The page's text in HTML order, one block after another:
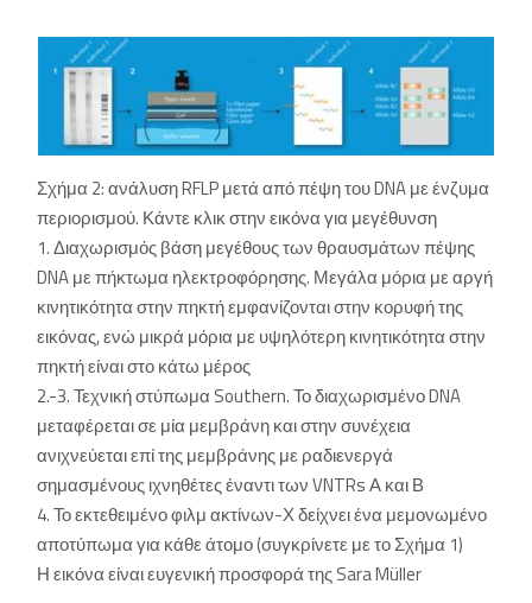
Σχήμα 2: ανάλυση RFLP μετά από πέψη του DNA με ένζυμα
περιορισμού. Κάντε κλικ στην εικόνα για μεγέθυνση
1. Διαχωρισμός βάση μεγέθους των θραυσμάτων πέψης
DNA με πήκτωμα ηλεκτροφόρησης. Μεγάλα μόρια με αργή
κινητικότητα στην πηκτή εμφανίζονται στην κορυφή της
εικόνας, ενώ μικρά μόρια με υψηλότερη κινητικότητα στην
πηκτή είναι στο κάτω μέρος
2.-3. Τεχνική στύπωμα Southern. Το διαχωρισμένο DNA
μεταφέρεται σε μία μεμβράνη και στην συνέχεια
ανιχνεύεται επί της μεμβράνης με ραδιενεργά
σημασμένους ιχνηθέτες έναντι των VNTRs Α και Β
4. Το εκτεθειμένο φιλμ ακτίνων-Χ δείχνει ένα μεμονωμένο
αποτύπωμα για κάθε άτομο (συγκρίνετε με το Σχήμα 1)
Η εικόνα είναι ευγενική προσφορά της Sara Müller